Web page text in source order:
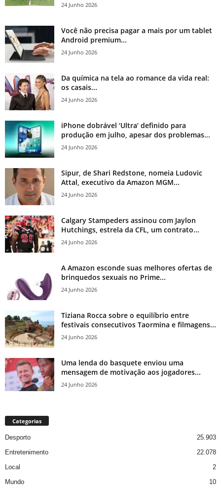
24 Junho 2026
Você não precisa pagar a mais por um tablet
Android premium...
24 Junho 2026
Da química na tela ao romance da vida real:
os casais...
24 Junho 2026
iPhone dobrável ‘Ultra’ definido para
produção em julho, apesar dos problemas...
24 Junho 2026
Sipur, de Shari Redstone, nomeia Ludovic
Attal, executivo da Amazon MGM...
24 Junho 2026
Calgary Stampeders assinou com Jaylon
Hutchings, estrela da CFL, um contrato...
24 Junho 2026
A Amazon esconde suas melhores ofertas de
brinquedos sexuais no Prime...
24 Junho 2026
Tiziana Rocca sobre o equilíbrio entre
festivais consecutivos Taormina e filmagens...
24 Junho 2026
Uma lenda do basquete enviou uma
mensagem de motivação aos jogadores...
24 Junho 2026
Categorias
Desporto
25.903
Entretenimento
22.078
Local
2
Mundo
10